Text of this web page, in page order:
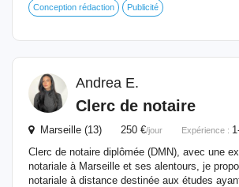
Conception rédaction Publicité
Andrea E.
Clerc de notaire
Marseille (13) 250 €/jour Expérience :
Clerc de notaire diplômée (DMN), avec une
notariale à Marseille et ses alentours, je
notariale à distance destinée aux études